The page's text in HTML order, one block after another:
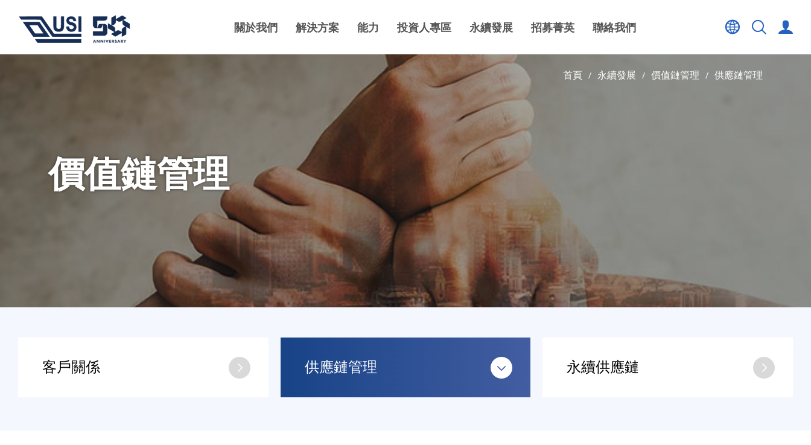
關於我們 解決方案 能力 投資人專區 永續發展 招募菁英 聯絡我們
首頁 永續發展 價值鏈管理 供應鏈管理
價值鏈管理
客戶關係 供應鏈管理 永續供應鏈